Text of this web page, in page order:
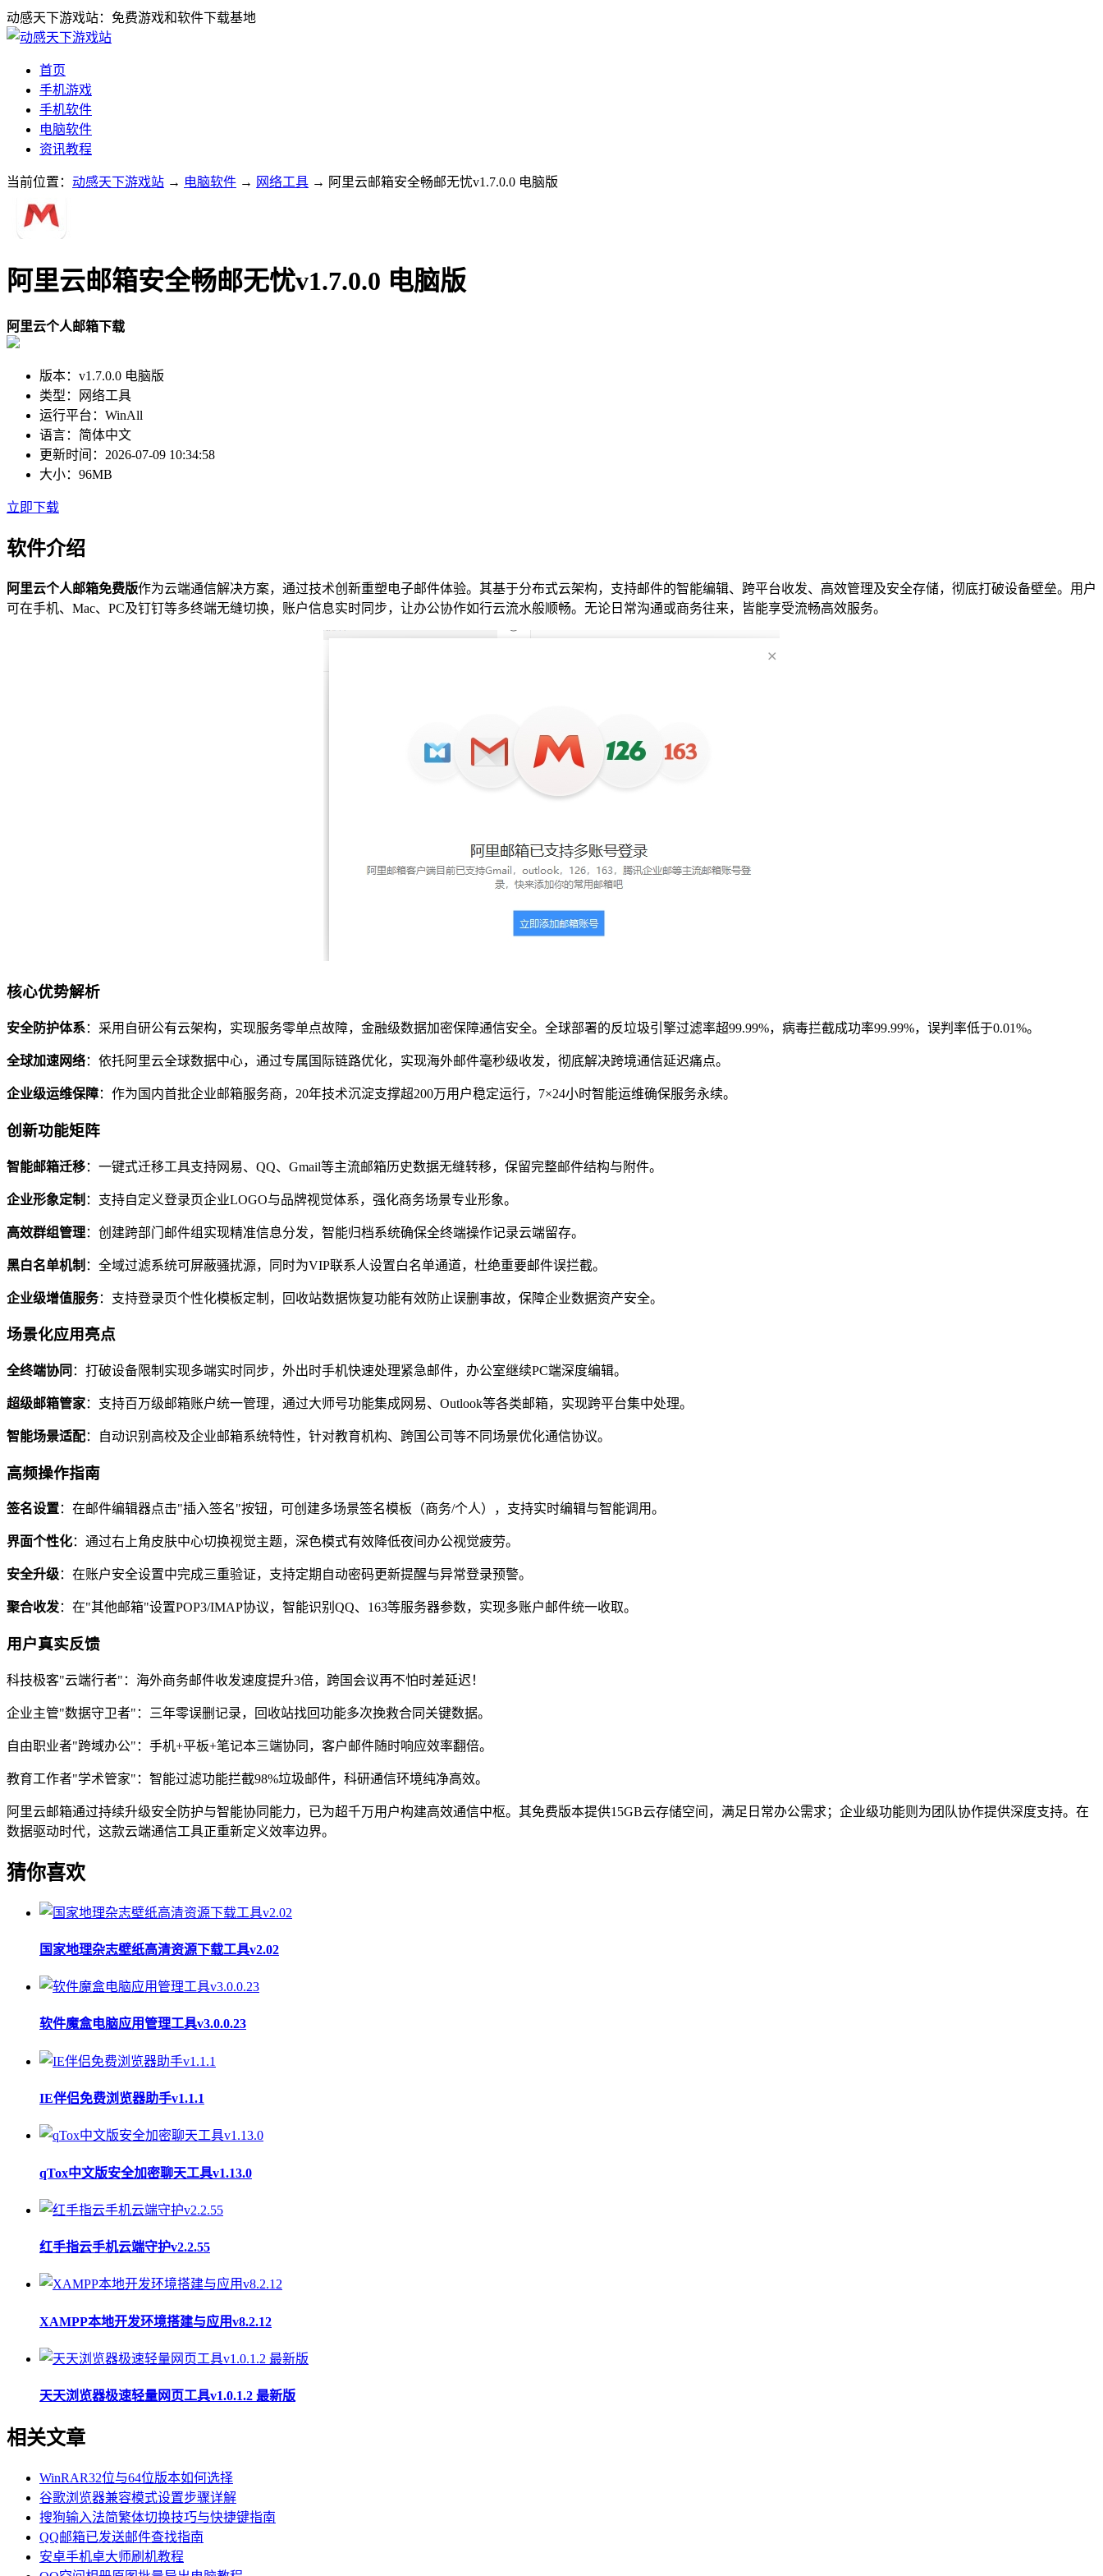
动感天下游戏站：免费游戏和软件下载基地
首页
手机游戏
手机软件
电脑软件
资讯教程
当前位置： 动感天下游戏站 → 电脑软件 → 网络工具 → 阿里云邮箱安全畅邮无忧v1.7.0.0 电脑版
阿里云邮箱安全畅邮无忧v1.7.0.0 电脑版
阿里云个人邮箱下载
版本： v1.7.0.0 电脑版
类型：
网络工具
运行平台： WinAll
语言： 简体中文
更新时间： 2026-07-09 10:34:58
大小： 96MB
立即下载
软件介绍
阿里云个人邮箱免费版作为云端通信解决方案，通过技术创新重塑电子邮件体验。其基于分布式云架构，支持邮件的智能编辑、跨平台收发、高效管理及安全存储，彻底打破设备壁垒。用户
可在手机、Mac、PC及钉钉等多终端无缝切换，账户信息实时同步，让办公协作如行云流水般顺畅。无论日常沟通或商务往来，皆能享受流畅高效服务。
核心优势解析
安全防护体系：采用自研公有云架构，实现服务零单点故障，金融级数据加密保障通信安全。全球部署的反垃圾引擎过滤率超99.99%，病毒拦截成功率99.99%，误判率低于0.01%。
全球加速网络：依托阿里云全球数据中心，通过专属国际链路优化，实现海外邮件毫秒级收发，彻底解决跨境通信延迟痛点。
企业级运维保障：作为国内首批企业邮箱服务商，20年技术沉淀支撑超200万用户稳定运行，7×24小时智能运维确保服务永续。
创新功能矩阵
智能邮箱迁移：一键式迁移工具支持网易、QQ、Gmail等主流邮箱历史数据无缝转移，保留完整邮件结构与附件。
企业形象定制 ：支持自定义登录页企业LOGO与品牌视觉体系，强化商务场景专业形象。
高效群组管理：创建跨部门邮件组实现精准信息分发，智能归档系统确保全终端操作记录云端留存。
黑白名单机制 ：全域过滤系统可屏蔽骚扰源，同时为VIP联系人设置白名单通道，杜绝重要邮件误拦截。
企业级增值服务：支持登录页个性化模板定制，回收站数据恢复功能有效防止误删事故，保障企业数据资产安全。
场景化应用亮点
全终端协同 ：打破设备限制实现多端实时同步，外出时手机快速处理紧急邮件，办公室继续PC端深度编辑。
超级邮箱管家：支持百万级邮箱账户统一管理，通过大师号功能集成网易、Outlook等各类邮箱，实现跨平台集中处理。
智能场景适配：自动识别高校及企业邮箱系统特性，针对教育机构、跨国公司等不同场景优化通信协议。
高频操作指南
签名设置：在邮件编辑器点击"插入签名"按钮，可创建多场景签名模板（商务/个人），支持实时编辑与智能调用。
界面个性化：通过右上角皮肤中心切换视觉主题，深色模式有效降低夜间办公视觉疲劳。
安全升级：在账户安全设置中完成三重验证，支持定期自动密码更新提醒与异常登录预警。
聚合收发：在"其他邮箱"设置POP3/IMAP协议，智能识别QQ、163等服务器参数，实现多账户邮件统一收取。
用户真实反馈
科技极客"云端行者"：海外商务邮件收发速度提升3倍，跨国会议再不怕时差延迟！
企业主管"数据守卫者"：三年零误删记录，回收站找回功能多次挽救合同关键数据。
自由职业者"跨域办公"：手机+平板+笔记本三端协同，客户邮件随时响应效率翻倍。
教育工作者"学术管家"：智能过滤功能拦截98%垃圾邮件，科研通信环境纯净高效。
阿里云邮箱通过持续升级安全防护与智能协同能力，已为超千万用户构建高效通信中枢。其免费版本提供15GB云存储空间，满足日常办公需求；企业级功能则为团队协作提供深度支持。在
数据驱动时代，这款云端通信工具正重新定义效率边界。
猜你喜欢
国家地理杂志壁纸高清资源下载工具v2.02
软件魔盒电脑应用管理工具v3.0.0.23
IE伴侣免费浏览器助手v1.1.1
qTox中文版安全加密聊天工具v1.13.0
红手指云手机云端守护v2.2.55
XAMPP本地开发环境搭建与应用v8.2.12
天天浏览器极速轻量网页工具v1.0.1.2 最新版
相关文章
WinRAR32位与64位版本如何选择
谷歌浏览器兼容模式设置步骤详解
搜狗输入法简繁体切换技巧与快捷键指南
QQ邮箱已发送邮件查找指南
安卓手机卓大师刷机教程